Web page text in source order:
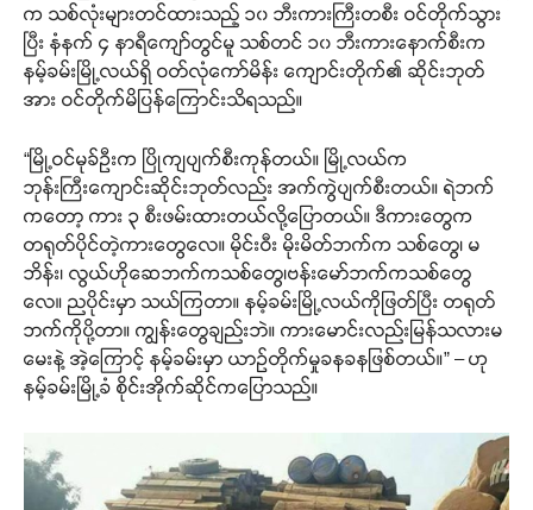
က သစ်လုံးများတင်ထားသည့် ၁၀ ဘီးကားကြီးတစီး ဝင်တိုက်သွား
ပြီး နံနက် ၄ နာရီကျော်တွင်မူ သစ်တင် ၁၀ ဘီးကားနောက်စီးက
နမ့်ခမ်းမြို့လယ်ရှိ ဝတ်လုံကော်မိန်း ကျောင်းတိုက်၏ ဆိုင်းဘုတ်
အား ဝင်တိုက်မိပြန်ကြောင်းသိရသည်။
“မြို့ဝင်မုခ်ဦးက ပြိုကျပျက်စီးကုန်တယ်။ မြို့လယ်က
ဘုန်းကြီးကျောင်းဆိုင်းဘုတ်လည်း အက်ကွဲပျက်စီးတယ်။ ရဲဘက်
ကတော့ ကား ၃ စီးဖမ်းထားတယ်လို့ပြောတယ်။ ဒီကားတွေက
တရုတ်ပိုင်တဲ့ကားတွေလေ။ မိုင်းဝီး မိုးမိတ်ဘက်က သစ်တွေ၊ မ
ဘိန်း၊ လွယ်ဟိုဆေဘက်ကသစ်တွေ၊ဗန်းမော်ဘက်ကသစ်တွေ
လေ။ ညပိုင်းမှာ သယ်ကြတာ။ နမ့်ခမ်းမြို့လယ်ကိုဖြတ်ပြီး တရုတ်
ဘက်ကိုပို့တာ။ ကျွန်းတွေချည်းဘဲ။ ကားမောင်းလည်းမြန်သလားမ
မေးနဲ့ အဲ့ကြောင့် နမ့်ခမ်းမှာ ယာဉ်တိုက်မှုခနခနဖြစ်တယ်။” – ဟု
နမ့်ခမ်းမြို့ခံ စိုင်းအိုက်ဆိုင်ကပြောသည်။